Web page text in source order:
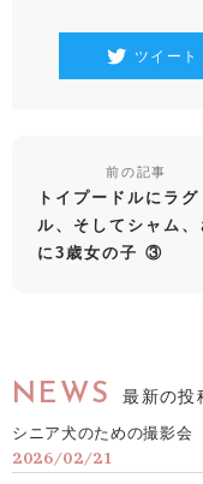
ツイート
前の記事
トイプードルにラグ
ル、そしてシャム、
に3歳女の子 ③
NEWS 最新の投
シニア犬のための撮影
2026/02/21